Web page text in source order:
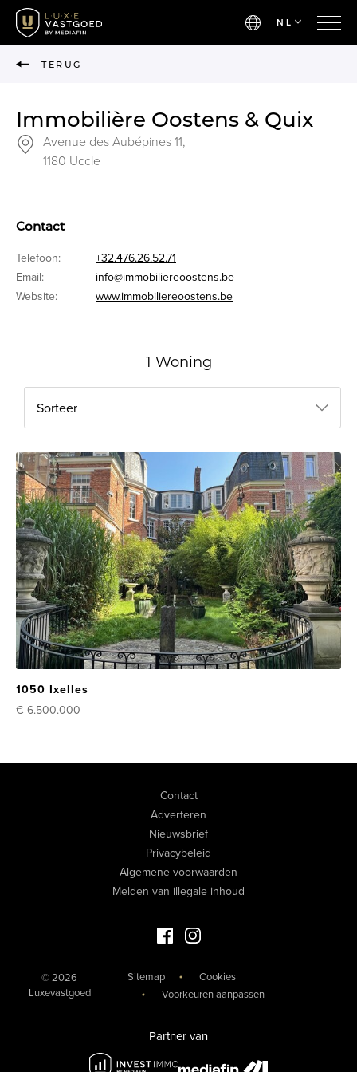
NL
TERUG
Immobilière Oostens & Quix
Avenue des Aubépines 11,
1180 Uccle
Contact
Telefoon:
+32.476.26.52.71
Email:
info@immobiliereoostens.be
Website:
www.immobiliereoostens.be
1 Woning
Sorteer
1050 Ixelles
€ 6.500.000
Contact
Adverteren
Nieuwsbrief
Privacybeleid
Algemene voorwaarden
Melden van illegale inhoud
Facebook Luxevastgoed
Instagram Luxevastgoed
© 2026
Luxevastgoed
Sitemap
Cookies
Voorkeuren aanpassen
Partner van